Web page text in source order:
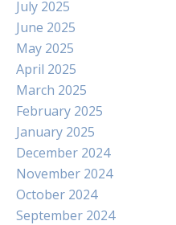
July 2025
June 2025
May 2025
April 2025
March 2025
February 2025
January 2025
December 2024
November 2024
October 2024
September 2024